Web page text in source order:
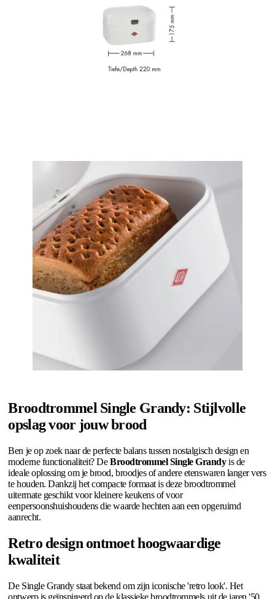
Broodtrommel Single Grandy: Stijlvolle
opslag voor jouw brood
Ben je op zoek naar de perfecte balans tussen nostalgisch design en
moderne functionaliteit? DeBroodtrommel Single Grandyis de
ideale oplossing om je brood, broodjes of andere etenswaren langer vers
te houden. Dankzij het compacte formaat is deze broodtrommel
uitermate geschikt voor kleinere keukens of voor
eenpersoonshuishoudens die waarde hechten aan een opgeruimd
aanrecht.
Retro design ontmoet hoogwaardige
kwaliteit
De Single Grandy staat bekend om zijn iconische 'retro look'. Het
ontwerp is geïnspireerd op de klassieke broodtrommels uit de jaren '50